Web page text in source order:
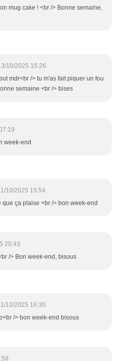
mug cake ! <br /> Bonne semaine,
10/2025 15:26
mdr<br /> tu m'as fait piquer un fou
semaine <br /> bises
week-end
10/2025 15:54
que ça plaise <br /> bon week-end
20:43
/> Bon week-end, bisous
10/2025 16:30
/> bon week-end bisous